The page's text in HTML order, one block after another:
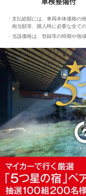
支払総額には、車両本体価格の
相当額等、購入時に必要な全て
当該価格は、登録等の時期や地